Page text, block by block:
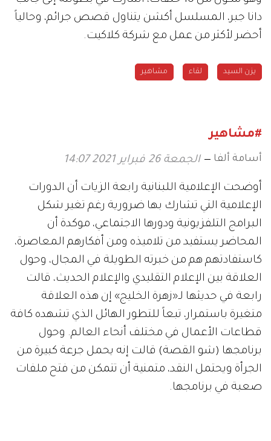
دانا جبر، المسلسل أكشن يتناول قصص جرائم، وحالياً
أحضر لأكثر من عمل مع شركة كلاكيت.
يزن السيد لقاء مشاهير
#مشاهير
أسامة ألفا الجمعة 26 فبراير 2021 14:07
أوضحت الإعلامية اللبنانية رابعة الزيات أن الدورات
الإعلامية التي تشارك بها ضرورية رغم تغير شكل
البرامج التلفزيونية ودورها الاجتماعي، موكدة أن
المحاضر يستفيد من تلاميذه ومن أفكارهم المعاصرة،
كاستفادتهم هم من خبرته الطويلة في المجال، وحول
العلاقة بين الإعلام التقليدي والإعلام الحديث، قالت
رابعة في حديثها لـ«زهرة الخليج» إن هذه العلاقة
متغيرة باستمرار، تبعاً للتطور الهائل الذي تشهده كافة
قطاعات الأعمال في مختلف أنحاء العالم. وحول
برنامجها (شو القصة) قالت إنه يحمل جرعة كبيرة من
الجرأة ويحتمل النقد، متمنية أن تتمكن من فتح ملفات
صعبة في برنامجها.